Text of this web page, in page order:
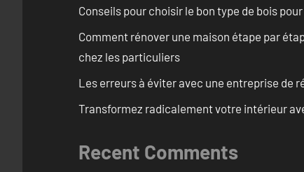
Conseils pour choisir le bon type de bois
Comment rénover une maison étape par
chez les particuliers
Les erreurs à éviter avec une entreprise de
Transformez radicalement votre intérieur
Recent Comments